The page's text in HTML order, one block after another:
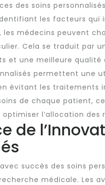
des soins
les facteurs qui
médecins peuvent
Cela se traduit par
et une meilleure qualité
permettent une
évitant les traitements
de chaque patient,
l’allocation des
de
succès des soins
médicale. Les